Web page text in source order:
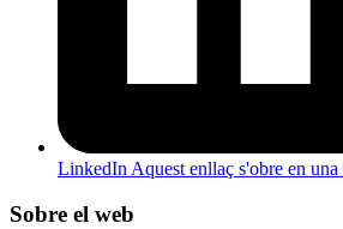
LinkedIn Aquest enllaç s'obre en
Sobre el web